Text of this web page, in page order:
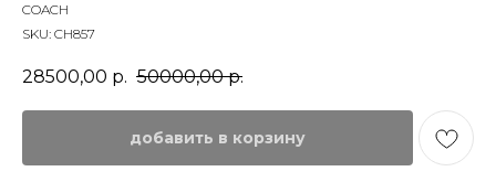
COACH
SKU: CH857
28500,00 р. 50000,00 р.
добавить в корзину